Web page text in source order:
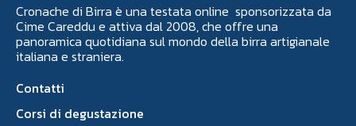
Cronache di Birra è una testata online sponsorizzata da
Cime Careddu e attiva dal 2008, che offre una
panoramica quotidiana sul mondo della birra artigianale
italiana e straniera.
Contatti
Corsi di degustazione